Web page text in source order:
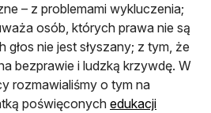
– z problemami wykluczenia;
osób, których prawa nie są
nie jest słyszany; z tym, że
bezprawie i ludzką krzywdę. W
rozmawialiśmy o tym na
poświęconych edukacji